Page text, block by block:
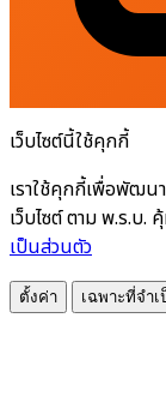
เว็บไซต์นี้ใช้คุกกี้
เราใช้คุกกี้เพื่อพัฒน
เว็บไซต์ ตาม พ.ร.บ
เป็นส่วนตัว
ตั้งค่า เฉพาะที่จำเ